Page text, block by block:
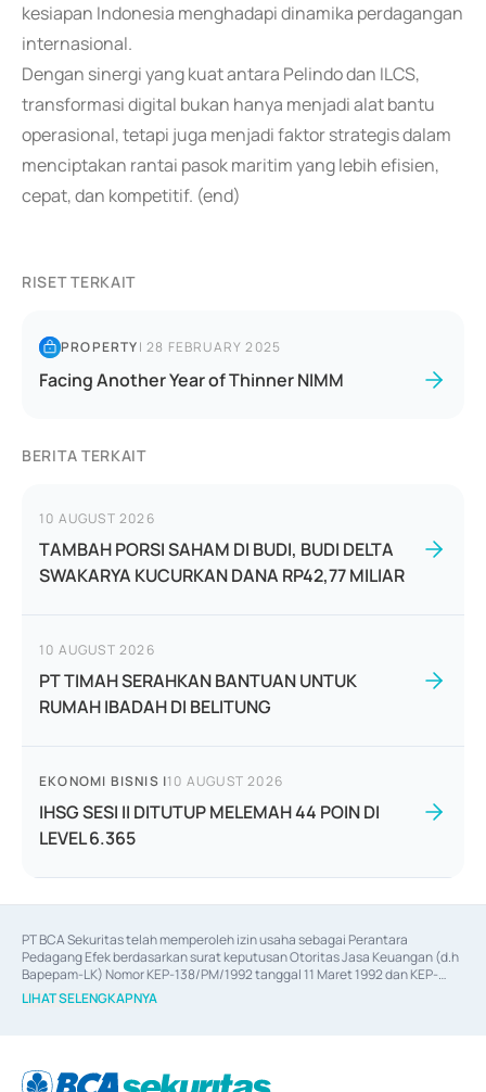
kesiapan Indonesia menghadapi dinamika perdagangan
internasional.
Dengan sinergi yang kuat antara Pelindo dan ILCS,
transformasi digital bukan hanya menjadi alat bantu
operasional, tetapi juga menjadi faktor strategis dalam
menciptakan rantai pasok maritim yang lebih efisien,
cepat, dan kompetitif. (end)
RISET TERKAIT
PROPERTY|28 FEBRUARY 2025
Facing Another Year of Thinner NIMM
BERITA TERKAIT
10 AUGUST 2026
TAMBAH PORSI SAHAM DI BUDI, BUDI DELTA
SWAKARYA KUCURKAN DANA RP42,77 MILIAR
10 AUGUST 2026
PT TIMAH SERAHKAN BANTUAN UNTUK
RUMAH IBADAH DI BELITUNG
EKONOMI BISNIS |10 AUGUST 2026
IHSG SESI II DITUTUP MELEMAH 44 POIN DI
LEVEL 6.365
PT BCA Sekuritas telah memperoleh izin usaha sebagai Perantara
Pedagang Efek berdasarkan surat keputusan Otoritas Jasa Keuangan (d.h
Bapepam-LK) Nomor KEP-138/PM/1992 tanggal 11 Maret 1992 dan KEP-
06/D.04/2014 tanggal 28 Februari 2014, izin usaha sebagai Penjamin Emisi
Efek berdasarkan surat keputusan Otoritas Jasa Keuangan Nomor KEP-
berdasarkan surat keputusan Otoritas Jasa Keuangan Nomor S-
LIHAT SELENGKAPNYA